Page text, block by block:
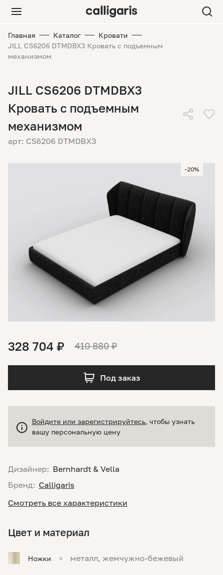
Главная Каталог
Кровати
JILL CS6206 DTMDBX3 Кровать с подъемным
механизмом
JILL CS6206 DTMDBX3
Кровать с подъемным
механизмом
арт: CS6206 DTMDBX3
-20%
Дизайнер: Bernhardt & Vella
Бренд: Calligaris
Смотреть все характеристики
Войдите или зарегистрируйтесь, чтобы узнать
вашу персональную цену
328 704 ₽ 410 880 ₽
Под заказ
Цвет и материал
Ножки металл, жемчужно-бежевый